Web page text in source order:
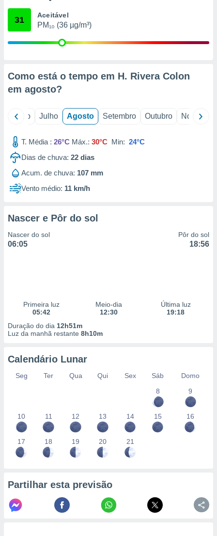
através
1199
31 Aceitável
PM₁₀ (36 µg/m³)
Como está o tempo em H. Rivera Colon
em agosto?
Junho Julho Agosto Setembro Outubro Novembro
T. Média : 26°C Máx.: 30°C Min: 24°C
Dias de chuva: 22 dias
Acum. de chuva: 107 mm
Vento médio: 11 km/h
Nascer e Pôr do sol
Nascer do sol
06:05
Pôr do sol
18:56
Primeira luz
05:42
Meio-dia
12:30
Última luz
19:18
Duração do dia 12h51m
Luz da manhã restante 8h10m
Calendário Lunar
Seg Ter Qua Qui Sex Sáb
Domo
8
9
10 11 12 13 14 15 16
17 18 19 20 21
Partilhar esta previsão